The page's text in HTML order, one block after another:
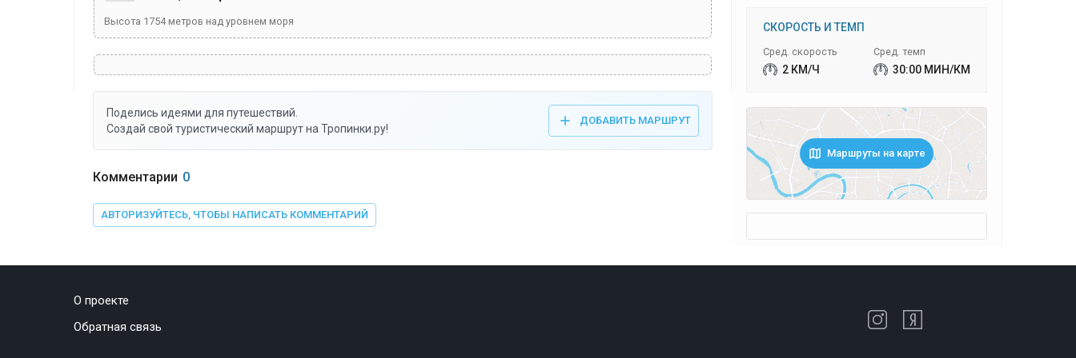
Высота 1754метров над уровнем моря
Поделись идеями для путешествий.
Создай свой туристический маршрут на Тропинки.ру!
ДОБАВИТЬ МАРШРУТ
Комментарии 0
АВТОРИЗУЙТЕСЬ, ЧТОБЫ НАПИСАТЬ КОММЕНТАРИЙ
СКОРОСТЬ И ТЕМП
Сред. скорость
2 КМ/Ч
Сред. темп
30:00 МИН/КМ
Маршруты на карте
О проекте
Обратная связь